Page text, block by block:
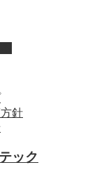
針
ック